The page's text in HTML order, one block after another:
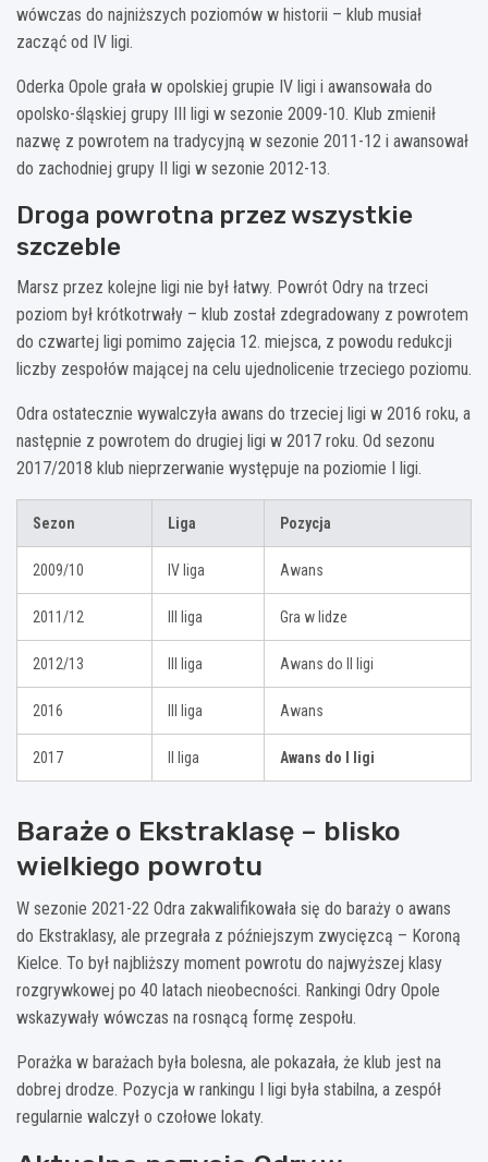
wówczas do najniższych poziomów w historii – klub musiał
zacząć od IV ligi.
Oderka Opole grała w opolskiej grupie IV ligi i awansowała do
opolsko-śląskiej grupy III ligi w sezonie 2009-10. Klub zmienił
nazwę z powrotem na tradycyjną w sezonie 2011-12 i awansował
do zachodniej grupy II ligi w sezonie 2012-13.
Droga powrotna przez wszystkie
szczeble
Marsz przez kolejne ligi nie był łatwy. Powrót Odry na trzeci
poziom był krótkotrwały – klub został zdegradowany z powrotem
do czwartej ligi pomimo zajęcia 12. miejsca, z powodu redukcji
liczby zespołów mającej na celu ujednolicenie trzeciego poziomu.
Odra ostatecznie wywalczyła awans do trzeciej ligi w 2016 roku, a
następnie z powrotem do drugiej ligi w 2017 roku. Od sezonu
2017/2018 klub nieprzerwanie występuje na poziomie I ligi.
Sezon Liga Pozycja
2009/10 IV liga Awans
2011/12 III liga Gra w lidze
2012/13 III liga Awans do II ligi
2016 III liga Awans
2017 II liga Awans do I ligi
Baraże o Ekstraklasę – blisko
wielkiego powrotu
W sezonie 2021-22 Odra zakwalifikowała się do baraży o awans
do Ekstraklasy, ale przegrała z późniejszym zwycięzcą – Koroną
Kielce. To był najbliższy moment powrotu do najwyższej klasy
rozgrywkowej po 40 latach nieobecności. Rankingi Odry Opole
wskazywały wówczas na rosnącą formę zespołu.
Porażka w barażach była bolesna, ale pokazała, że klub jest na
dobrej drodze. Pozycja w rankingu I ligi była stabilna, a zespół
regularnie walczył o czołowe lokaty.